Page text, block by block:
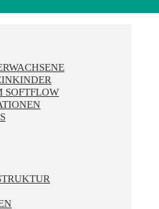
SOFTFLOW